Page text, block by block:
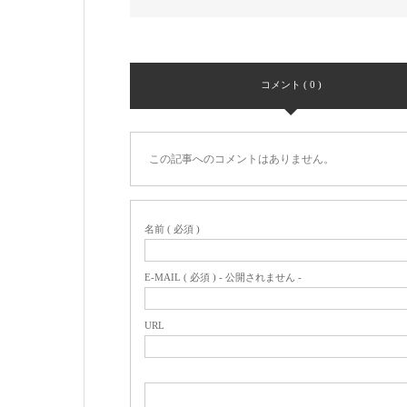
コメント ( 0 )
この記事へのコメントはありません。
名前 ( 必須 )
E-MAIL ( 必須 ) - 公開されません -
URL